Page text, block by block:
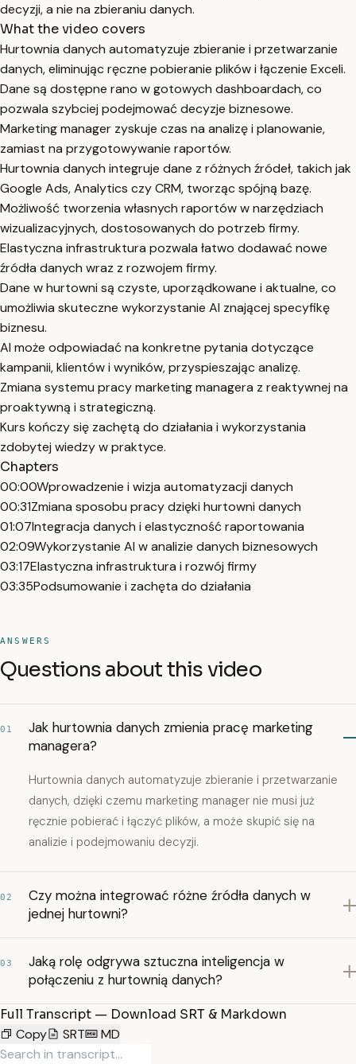
decyzji, a nie na zbieraniu danych.
What the video covers
Hurtownia danych automatyzuje zbieranie i przetwarzanie
danych, eliminując ręczne pobieranie plików i łączenie Exceli.
Dane są dostępne rano w gotowych dashboardach, co
pozwala szybciej podejmować decyzje biznesowe.
Marketing manager zyskuje czas na analizę i planowanie,
zamiast na przygotowywanie raportów.
Hurtownia danych integruje dane z różnych źródeł, takich jak
Google Ads, Analytics czy CRM, tworząc spójną bazę.
Możliwość tworzenia własnych raportów w narzędziach
wizualizacyjnych, dostosowanych do potrzeb firmy.
Elastyczna infrastruktura pozwala łatwo dodawać nowe
źródła danych wraz z rozwojem firmy.
Dane w hurtowni są czyste, uporządkowane i aktualne, co
umożliwia skuteczne wykorzystanie AI znającej specyfikę
biznesu.
AI może odpowiadać na konkretne pytania dotyczące
kampanii, klientów i wyników, przyspieszając analizę.
Zmiana systemu pracy marketing managera z reaktywnej na
proaktywną i strategiczną.
Kurs kończy się zachętą do działania i wykorzystania
zdobytej wiedzy w praktyce.
Chapters
00:00Wprowadzenie i wizja automatyzacji danych
00:31Zmiana sposobu pracy dzięki hurtowni danych
01:07Integracja danych i elastyczność raportowania
02:09Wykorzystanie AI w analizie danych biznesowych
03:17Elastyczna infrastruktura i rozwój firmy
03:35Podsumowanie i zachęta do działania
ANSWERS
Questions about this video
01
Jak hurtownia danych zmienia pracę marketing
managera?
Hurtownia danych automatyzuje zbieranie i przetwarzanie
danych, dzięki czemu marketing manager nie musi już
ręcznie pobierać i łączyć plików, a może skupić się na
analizie i podejmowaniu decyzji.
02
Czy można integrować różne źródła danych w
jednej hurtowni?
03
Jaką rolę odgrywa sztuczna inteligencja w
połączeniu z hurtownią danych?
Full Transcript — Download SRT & Markdown
Copy
SRT MD